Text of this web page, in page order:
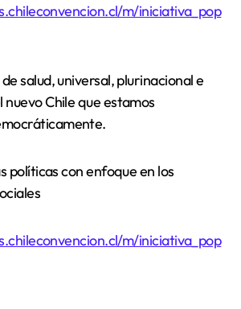
m/iniciativa_pop
salud, universal, plurinacional e
Chile que estamos
políticas con enfoque en los
m/iniciativa_pop